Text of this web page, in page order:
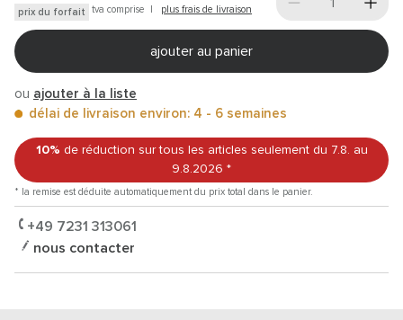
prix du forfait tva comprise | plus frais de livraison
ajouter au panier
ou ajouter à la liste
délai de livraison environ: 4 - 6 semaines
10% de réduction sur tous les articles seulement du 7.8. au
9.8.2026 *
* la remise est déduite automatiquement du prix total dans le panier.
+49 7231 313061
nous contacter